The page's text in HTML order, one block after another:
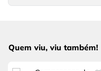
Quem viu, viu também!